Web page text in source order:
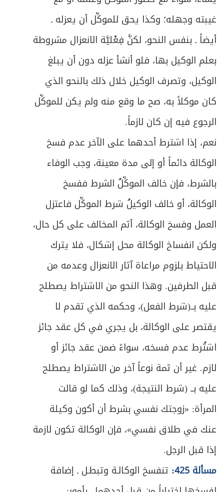
غيبته وجهله؛ وكذا يحق للموكِّل أن يعزله ـ
أيضاً ـ بنفس النحو، لكنَّ فِعْليَّة الانعزال مشروطة
بعلم الوكيل بها، فلو أنشأ عزله دون أن يبلغ
الوكيل، وتصرف الوكيل خلال ذلك بالنحو الذي
كان موكلاً به، صح ما وقع منه ولم يكن للموكِّل
الرجوع فيه إن كان لازماً.
نعم، إذا اشترط أحدهما على الآخر عدم فسخ
الوكالة دائماً أو إلى مدة معينة، وجب الوفاء
بالشرط، فإن خالف الموكِّلُ الشرط ففسخ
الوكالة، أو خالف الوكيلُ شرط الموكِّل فاعتزل
العمل وفسخ الوكالة، أثم المخالف على كل حال،
ولكن انفساخ الوكالة محل إشكال، فلا يترك
الاحتياط بلزوم مراعاة آثار الانعزال وعدمه من
قبل الطرفين. وهذا النحو من الاشتراط يصطلح
عليه بــ(شرط الفعل)، وحكمه الذي تقدم لا
يقتصر على الوكالة، بل يجري في كل عقد جائز
اشتُرط عدم فسخه، سواءً ضمن عقد جائز أو
لازم. غير أن ثمة نوعاً آخر من الاشتراط يصطلح
عليه بــ (شرط النتيجة)، وذلك كما لو قالت
المرأة: «زوجتك نفسي بشرط أن أكون وكيلة
عنك في طلاق نفسي»، فإن الوكالة تكون لازمة
إذا قبل الرجل.
مسألة 425:
تنفسخ الوكالـة وتبطـل ـ إضافة
ص
684 الفصل الثاني: في كيفية توزيع التركة
ص
685 المبحث الأول: في إرث المتقربين بالنسب
ص
716 المبحث الثاني: في تفصيل إرث ذوي الأسباب
720 في ميراث ذوي الحالات المشكلة
ص723
المبحث الأول: في ميراث الغرقى والمهدوم
عليهم ونحوهم
ص
729 المبحث الثاني: في ميراث الخنثى
ص731
المبحث الثالث: في أمور مشكلة متفرقة
بالميراث